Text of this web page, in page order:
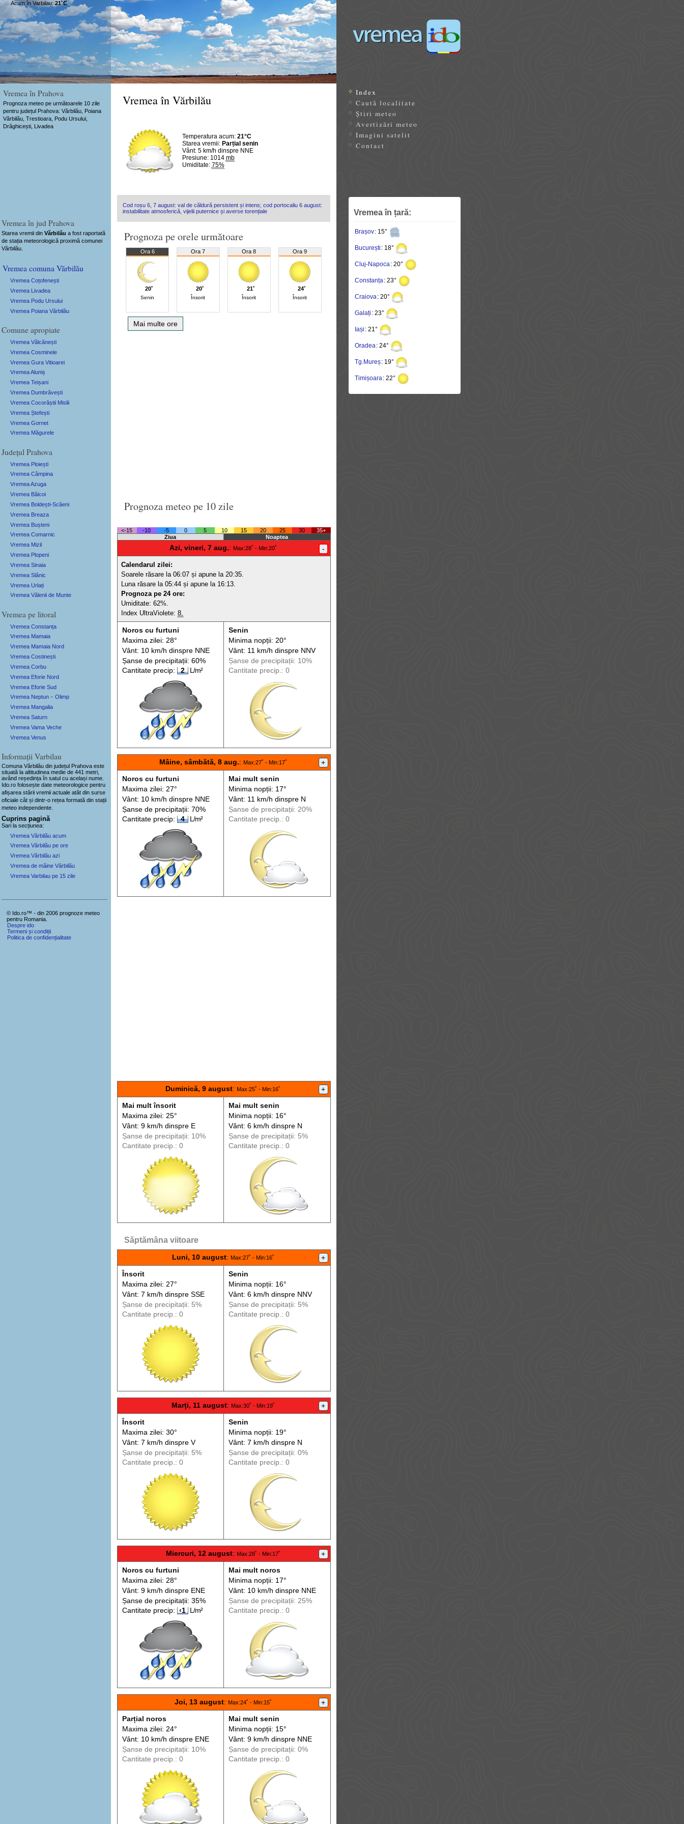
Vremea în Prahova
Prognoza meteo pe următoarele 10 zile
pentru județul Prahova: Vărbilău, Poiana
Vărbilău, Trestioara, Podu Ursului,
Drăghicești, Livadea
Vremea în Vărbilău
Temperatura acum: 21°C
Starea vremii: Parțial senin
Vânt: 5 km/h dinspre NNE
Presiune: 1014 mb
Umiditate: 75%
Acum în Varbilau:21˚C
Cod roșu 6, 7 august: val de căldură persistent și intens; cod portocaliu 6 august:
instabilitate atmosferică, vijelii puternice și averse torențiale
Prognoza pe orele următoare
Ora 6
20˚
Senin
Ora 7
20˚
Însorit
Ora 8
21˚
Însorit
Ora 9
24˚
Însorit
Mai multe ore
Prognoza meteo pe 10 zile
<-15 -10 -5 0 5 10 15 20 25 30
35+
Ziua
Noaptea
Azi, vineri, 7 aug.: Max:28˚ - Min:20˚ -
Calendarul zilei:
Soarele răsare la 06:07 și apune la 20:35.
Luna răsare la 05:44 și apune la 16:13.
Prognoza pe 24 ore:
Umiditate: 62%.
Index UltraViolete:8.
Noros cu furtuni
Maxima zilei: 28°
Vânt: 10 km/h dinspreNNE
Șanse de precipitații: 60%
Cantitate precip:
2 L/m²
Senin
Minima nopții: 20°
Vânt: 11 km/h dinspreNNV
Șanse de precipitații: 10%
Cantitate precip.: 0
Mâine, sâmbătă, 8 aug.: Max:27˚ - Min:17˚ +
Noros cu furtuni
Maxima zilei: 27°
Vânt: 10 km/h dinspreNNE
Șanse de precipitații: 70%
Cantitate precip:
4 L/m²
Mai mult senin
Minima nopții: 17°
Vânt: 11 km/h dinspreN
Șanse de precipitații: 20%
Cantitate precip.: 0
Duminică, 9 august:Max:25˚ - Min:16˚ +
Mai mult însorit
Maxima zilei: 25°
Vânt: 9 km/h dinspreE
Șanse de precipitații: 10%
Cantitate precip.: 0
Mai mult senin
Minima nopții: 16°
Vânt: 6 km/h dinspreN
Șanse de precipitații: 5%
Cantitate precip.: 0
Săptămâna viitoare
Luni, 10 august: Max:27˚ - Min:16˚ +
Însorit
Maxima zilei: 27°
Vânt: 7 km/h dinspreSSE
Șanse de precipitații: 5%
Cantitate precip.: 0
Senin
Minima nopții: 16°
Vânt: 6 km/h dinspreNNV
Șanse de precipitații: 5%
Cantitate precip.: 0
Marți, 11 august: Max:30˚ - Min:19˚ +
Însorit
Maxima zilei: 30°
Vânt: 7 km/h dinspreV
Șanse de precipitații: 5%
Cantitate precip.: 0
Senin
Minima nopții: 19°
Vânt: 7 km/h dinspreN
Șanse de precipitații: 0%
Cantitate precip.: 0
Miercuri, 12 august: Max:28˚ - Min:17˚ +
Noros cu furtuni
Maxima zilei: 28°
Vânt: 9 km/h dinspreENE
Șanse de precipitații: 35%
Cantitate precip:
‹1 L/m²
Mai mult noros
Minima nopții: 17°
Vânt: 10 km/h dinspreNNE
Șanse de precipitații: 25%
Cantitate precip.: 0
Joi, 13 august: Max:24˚ - Min:15˚ +
Parțial noros
Maxima zilei: 24°
Vânt: 10 km/h dinspreENE
Șanse de precipitații: 10%
Cantitate precip.: 0
Mai mult senin
Minima nopții: 15°
Vânt: 9 km/h dinspreNNE
Șanse de precipitații: 0%
Cantitate precip.: 0
Index
Caută localitate
Știri meteo
Avertizări meteo
Imagini satelit
Contact
Vremea în țară:
Brașov: 15°
București : 18°
Cluj-Napoca: 20°
Constanța: 23°
Craiova: 20°
Galați : 23°
Iași : 21°
Oradea: 24°
Tg.Mureș: 19°
Timișoara: 22°
Vremea în jud Prahova
Starea vremii dinVărbilău a fost raportată
de stația meteorologică proximă comunei
Vărbilău.
Vremea comuna Vărbilău
Vremea Coțofenești
Vremea Livadea
Vremea Podu Ursului
Vremea Poiana Vărbilău
Comune apropiate
Vremea Vâlcănești
Vremea Cosminele
Vremea Gura Vitioarei
Vremea Aluniș
Vremea Teișani
Vremea Dumbrăvești
Vremea Cocorăștii Mislii
Vremea Ștefești
Vremea Gornet
Vremea Măgurele
Județul Prahova
Vremea Ploiești
Vremea Câmpina
Vremea Azuga
Vremea Băicoi
Vremea Boldești-Scăeni
Vremea Breaza
Vremea Bușteni
Vremea Comarnic
Vremea Mizil
Vremea Plopeni
Vremea Sinaia
Vremea Slănic
Vremea Urlați
Vremea Vălenii de Munte
Vremea pe litoral
Vremea Constanța
Vremea Mamaia
Vremea Mamaia Nord
Vremea Costinești
Vremea Corbu
Vremea Eforie Nord
Vremea Eforie Sud
Vremea Neptun - Olimp
Vremea Mangalia
Vremea Saturn
Vremea Vama Veche
Vremea Venus
Informații Varbilau
Comuna Vărbilău din județul Prahova este
situată la altitudinea medie de 441 metri,
având reședința în satul cu același nume.
Ido.ro folosește date meteorologice pentru
afișarea stării vremii actuale atât din surse
oficiale cât și dintr-o rețea formată din stații
meteoindependente
Cuprins pagină
Sari la secțiunea:
Vremea Vărbilău acum
Vremea Vărbilău pe ore
Vremea Vărbilău azi
Vremea de mâine Vărbilău
Vremea Varbilau pe 15 zile
© Ido.ro™ - din 2006 prognoze meteo
pentru Romania.
Despre ido
Termeni și condiții
Politica de confidențialitate